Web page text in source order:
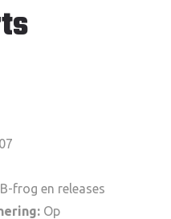
frog en releases
Op